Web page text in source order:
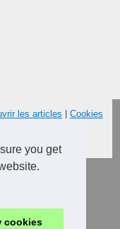
you get
cookies
les articles
Cookies